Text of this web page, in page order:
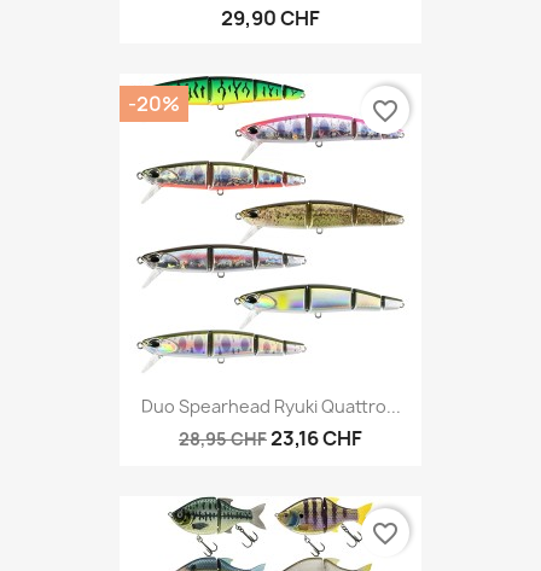
29,90 CHF
Duo Spearhead Ryuki Quattro...
28,95 CHF23,16 CHF
-20% favorite_border
favorite_border